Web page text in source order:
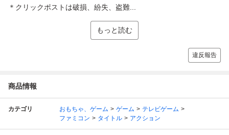
＊クリックポストは破損、紛失、盗難...
もっと読む
違反報告
商品情報
カテゴリ おもちゃ、ゲーム ゲーム
テレビゲーム
ファミコン
タイトル アクション